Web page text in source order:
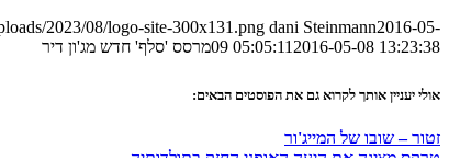
2023/08/logo-site-300x131.png dani Steinmann2016-05-
09 05:05:11 2016-05-08 13:23:38 מרסס 'סלף' חדש מג'ון דיר
אולי יעניין אותך לקרוא גם את הפוסטים הבאים:
זטור – שובו של המייג'ור